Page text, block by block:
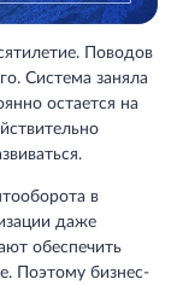
Поводов
Система заняла
остается на
в
даже
обеспечить
Поэтому бизнес-